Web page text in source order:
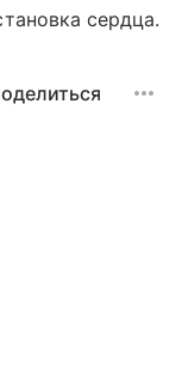
сердца.